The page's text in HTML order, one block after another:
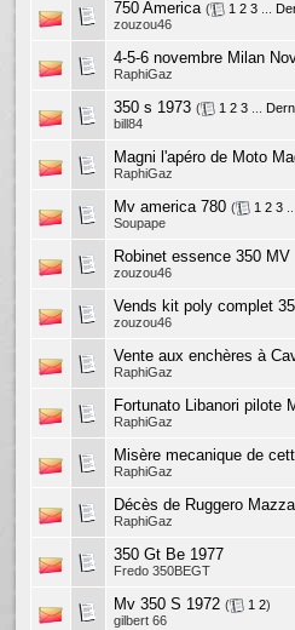
750 America ( 1 2 3
zouzou46
4-5-6 novembre Milan
RaphiGaz
350 s 1973 ( 1 2 3
bill84
Magni l'apéro de Moto
RaphiGaz
Mv america 780 ( 1 2 3
Soupape
Robinet essence 350 MV
zouzou46
Vends kit poly complet
zouzou46
Vente aux enchères à
RaphiGaz
Fortunato Libanori pilote
RaphiGaz
Misère mecanique de
RaphiGaz
Décès de Ruggero
RaphiGaz
350 Gt Be 1977
Fredo 350BEGT
Mv 350 S 1972 ( 1 2)
gilbert 66